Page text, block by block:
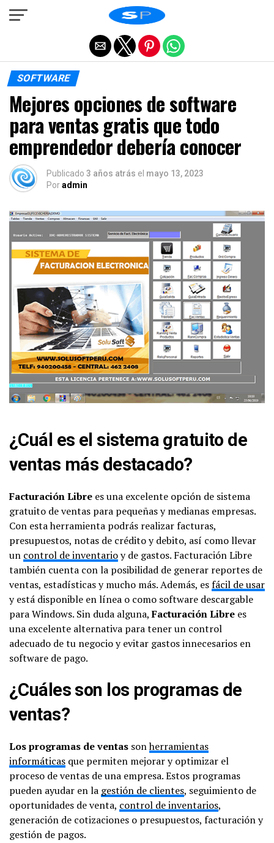
SOFTWARE
Mejores opciones de software
para ventas gratis que todo
emprendedor debería conocer
Publicado 3 años atrás el mayo 13, 2023
Poradmin
¿Cuál es el sistema gratuito de
ventas más destacado?
Facturación Libre es una excelente opción de sistema
gratuito de ventas para pequeñas y medianas empresas.
Con esta herramienta podrás realizar facturas,
presupuestos, notas de crédito y debito, así como llevar
un control de inventarioy de gastos. Facturación Libre
también cuenta con la posibilidad de generar reportes de
ventas, estadísticas y mucho más. Además, esfácil de usar
y está disponible en línea o como software descargable
para Windows. Sin duda alguna,Facturación Libre es
una excelente alternativa para tener un control
adecuado de tu negocio y evitar gastos innecesarios en
software de pago.
¿Cuáles son los programas de
ventas?
Los programas de ventas sonherramientas
informáticas que permiten mejorar y optimizar el
proceso de ventas de una empresa. Estos programas
pueden ayudar en la gestión de clientes, seguimiento de
oportunidades de venta, control de inventarios,
generación de cotizaciones o presupuestos, facturación y
gestión de pagos.
Salir de la versión móvil